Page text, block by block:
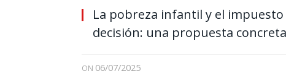
La pobreza infantil y el
decisión: una propuesta
ON 06/07/2025